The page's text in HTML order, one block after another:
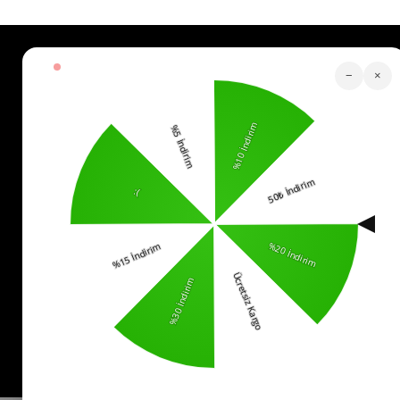
0553 321 33 40
Yardım
Sıkça Sorulan Sorular
Kurumsal
Politikalar
Mesafeli Satış Sözleşmesi
İade ve Değişim Koşulları
− ×